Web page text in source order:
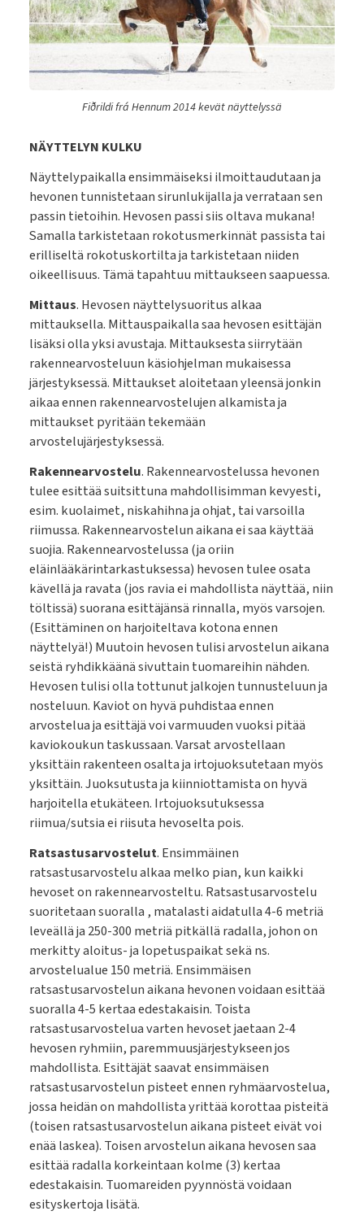
Fiðrildi frá Hennum 2014 kevät näyttelyssä
NÄYTTELYN KULKU
Näyttelypaikalla ensimmäiseksi ilmoittaudutaan ja
hevonen tunnistetaan sirunlukijalla ja verrataan sen
passin tietoihin. Hevosen passi siis oltava mukana!
Samalla tarkistetaan rokotusmerkinnät passista tai
erilliseltä rokotuskortilta ja tarkistetaan niiden
oikeellisuus. Tämä tapahtuu mittaukseen saapuessa.
Mittaus. Hevosen näyttelysuoritus alkaa
mittauksella. Mittauspaikalla saa hevosen esittäjän
lisäksi olla yksi avustaja. Mittauksesta siirrytään
rakennearvosteluun käsiohjelman mukaisessa
järjestyksessä. Mittaukset aloitetaan yleensä jonkin
aikaa ennen rakennearvostelujen alkamista ja
mittaukset pyritään tekemään
arvostelujärjestyksessä.
Rakennearvostelu. Rakennearvostelussa hevonen
tulee esittää suitsittuna mahdollisimman kevyesti,
esim. kuolaimet, niskahihna ja ohjat, tai varsoilla
riimussa. Rakennearvostelun aikana ei saa käyttää
suojia. Rakennearvostelussa (ja oriin
eläinlääkärintarkastuksessa) hevosen tulee osata
kävellä ja ravata (jos ravia ei mahdollista näyttää, niin
töltissä) suorana esittäjänsä rinnalla, myös varsojen.
(Esittäminen on harjoiteltava kotona ennen
näyttelyä!) Muutoin hevosen tulisi arvostelun aikana
seistä ryhdikkäänä sivuttain tuomareihin nähden.
Hevosen tulisi olla tottunut jalkojen tunnusteluun ja
nosteluun. Kaviot on hyvä puhdistaa ennen
arvostelua ja esittäjä voi varmuuden vuoksi pitää
kaviokoukun taskussaan. Varsat arvostellaan
yksittäin rakenteen osalta ja irtojuoksutetaan myös
yksittäin. Juoksutusta ja kiinniottamista on hyvä
harjoitella etukäteen. Irtojuoksutuksessa
riimua/sutsia ei riisuta hevoselta pois.
Ratsastusarvostelut. Ensimmäinen
ratsastusarvostelu alkaa melko pian, kun kaikki
hevoset on rakennearvosteltu. Ratsastusarvostelu
suoritetaan suoralla , matalasti aidatulla 4-6 metriä
leveällä ja 250-300 metriä pitkällä radalla, johon on
merkitty aloitus- ja lopetuspaikat sekä ns.
arvostelualue 150 metriä. Ensimmäisen
ratsastusarvostelun aikana hevonen voidaan esittää
suoralla 4-5 kertaa edestakaisin. Toista
ratsastusarvostelua varten hevoset jaetaan 2-4
hevosen ryhmiin, paremmuusjärjestykseen jos
mahdollista. Esittäjät saavat ensimmäisen
ratsastusarvostelun pisteet ennen ryhmäarvostelua,
jossa heidän on mahdollista yrittää korottaa pisteitä
(toisen ratsastusarvostelun aikana pisteet eivät voi
enää laskea). Toisen arvostelun aikana hevosen saa
esittää radalla korkeintaan kolme (3) kertaa
edestakaisin. Tuomareiden pyynnöstä voidaan
esityskertoja lisätä.